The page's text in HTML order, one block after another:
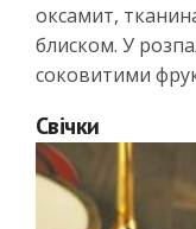
оксамит,
блиском. У
соковитими
Свічки